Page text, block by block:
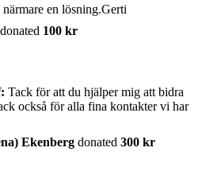
en lösning.Gerti
donated 100 kr
Tack för att du hjälper mig att bidra
också för alla fina kontakter vi har
Ekenberg donated 300 kr